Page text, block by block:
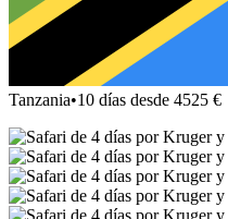
Tanzania•10 días desde 4525 €